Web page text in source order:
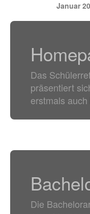
Januar
Das
präsentiert
erstmals
Die